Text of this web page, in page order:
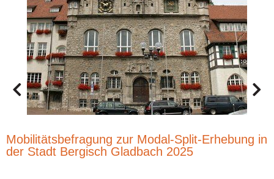
Mobilitätsbefragung zur Modal-Split-Erhebung in
der Stadt Bergisch Gladbach 2025